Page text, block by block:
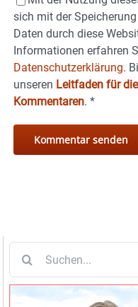
sich mit der
Daten durch diese
Informationen erfahren
Datenschutzerklärung.
unseren Leitfaden für
Kommentaren. *
nach: